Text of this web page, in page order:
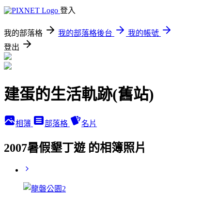
登入
我的部落格 我的部落格後台
我的帳號
登出
建蛋的生活軌跡(舊站)
相簿 部落格 名片
2007暑假墾丁遊 的相簿照片